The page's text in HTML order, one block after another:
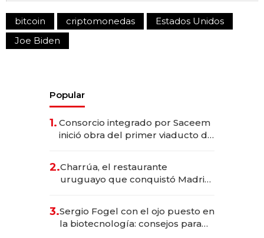
bitcoin criptomonedas
Estados Unidos
Joe Biden
Popular
1. Consorcio integrado por Saceem
inició obra del primer viaducto de
millones
2.Charrúa, el restaurante
uruguayo que conquistó Madrid:
anticipación y prepara apertura
3.Sergio Fogel con el ojo puesto en
la biotecnología: consejos para